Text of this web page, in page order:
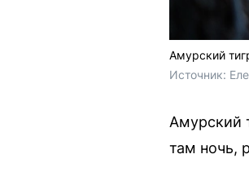
Амурский
Источник:
Амурский
там ночь,